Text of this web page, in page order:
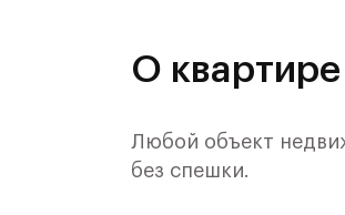
О квартире
Любой объект
без спешки.